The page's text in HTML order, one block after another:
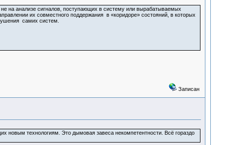
на анализе сигналов, поступающих в систему или вырабатываемых
их совместного поддержания в «коридоре» состояний, в которых
самих систем.
Записан
новым технологиям. Это дымовая завеса некомпетентности. Всё гораздо